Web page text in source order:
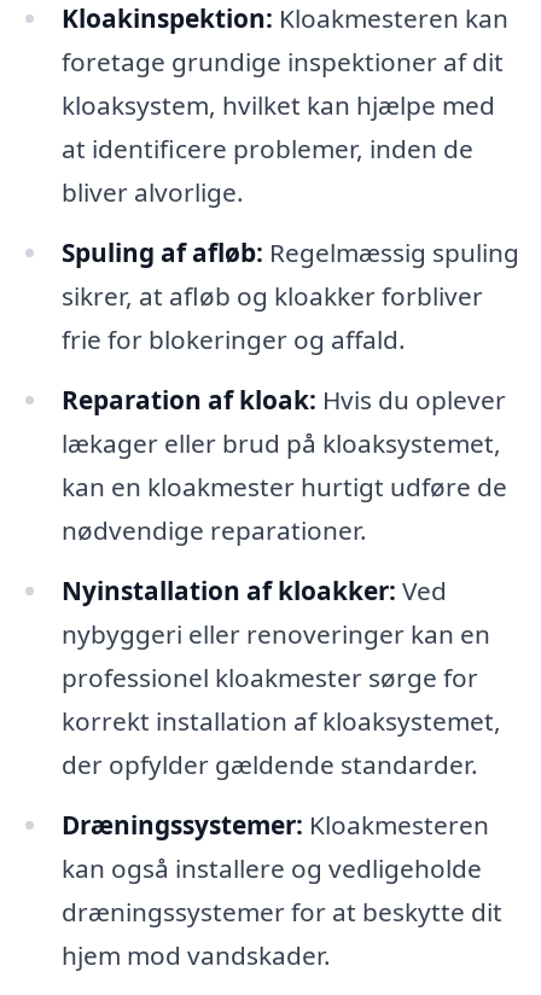
Kloakinspektion: Kloakmesteren kan
foretage grundige inspektioner af dit
kloaksystem, hvilket kan hjælpe med
at identificere problemer, inden de
bliver alvorlige.
Spuling af afløb: Regelmæssig spuling
sikrer, at afløb og kloakker forbliver
frie for blokeringer og affald.
Reparation af kloak: Hvis du oplever
lækager eller brud på kloaksystemet,
kan en kloakmester hurtigt udføre de
nødvendige reparationer.
Nyinstallation af kloakker: Ved
nybyggeri eller renoveringer kan en
professionel kloakmester sørge for
korrekt installation af kloaksystemet,
der opfylder gældende standarder.
Dræningssystemer: Kloakmesteren
kan også installere og vedligeholde
dræningssystemer for at beskytte dit
hjem mod vandskader.